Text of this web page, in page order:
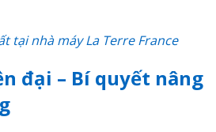
tại nhà máy La Terre France
đại – Bí quyết nâng